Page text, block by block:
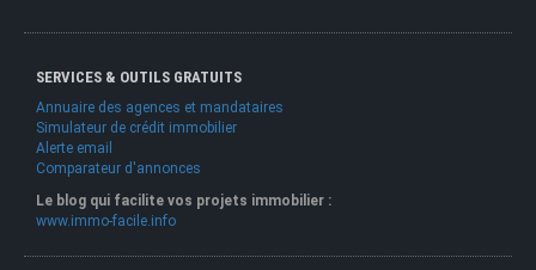
SERVICES & OUTILS GRATUITS
Annuaire des agences et mandataires
Simulateur de crédit immobilier
Alerte email
Comparateur d'annonces
Le blog qui facilite vos projets immobilier :
www.immo-facile.info